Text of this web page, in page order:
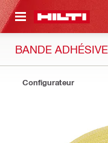
CONTENT
BANDE
Configurateur